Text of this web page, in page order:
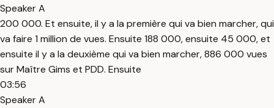
Speaker A
200 000. Et ensuite, il y a la première qui va bien marcher, qui
va faire 1 million de vues. Ensuite 188 000, ensuite 45 000, et
ensuite il y a la deuxième qui va bien marcher, 886 000 vues
sur Maître Gims et PDD. Ensuite
03:56
Speaker A